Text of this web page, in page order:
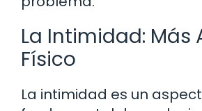
La Intimidad: Más
Físico
La intimidad es un